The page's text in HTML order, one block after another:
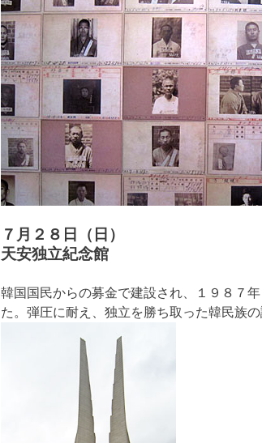
７月２８日（日）
天安独立紀念館
韓国国民からの募金で建設され、１９８７
た。弾圧に耐え、独立を勝ち取った韓民族